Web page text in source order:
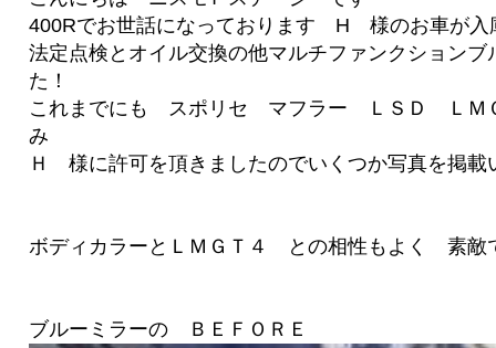
400Rでお世話になっております H 様のお車が入
法定点検とオイル交換の他マルチファンクション
た！
これまでにも スポリセ マフラー ＬＳＤ ＬＭ
み
Ｈ 様に許可を頂きましたのでいくつか写真を掲載
ボディカラーとＬＭＧＴ４ との相性もよく 素敵
ブルーミラーの ＢＥＦＯＲＥ Ａ